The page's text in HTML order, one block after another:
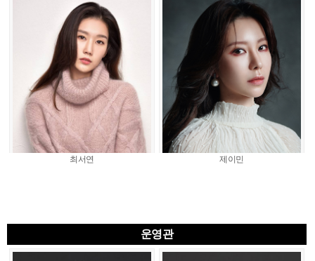
최서연 제이민
운영관